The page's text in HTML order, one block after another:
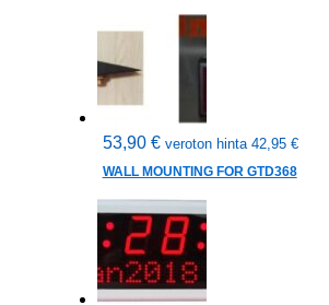
53,90 € veroton hinta 42,95 €
WALL MOUNTING FOR GTD368